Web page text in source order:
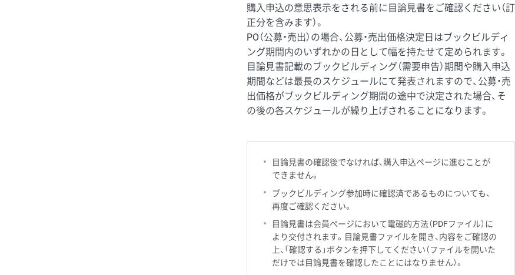
購入申込の意思表示をされる前に目論見書をご確認ください（訂
正分を含みます）。
PO（公募・売出）の場合、公募・売出価格決定日はブックビルディ
ング期間内のいずれかの日として幅を持たせて定められます。
目論見書記載のブックビルディング（需要申告）期間や購入申込
期間などは最長のスケジュールにて発表されますので、公募・売
出価格がブックビルディング期間の途中で決定された場合、そ
の後の各スケジュールが繰り上げされることになります。
目論見書の確認後でなければ、購入申込ページに進むことが
できません。
ブックビルディング参加時に確認済であるものについても、
再度ご確認ください。
目論見書は会員ページにおいて電磁的方法（PDFファイル）に
より交付されます。目論見書ファイルを開き、内容をご確認の
上、「確認する」ボタンを押下してください（ファイルを開いた
だけでは目論見書を確認したことにはなりません）。